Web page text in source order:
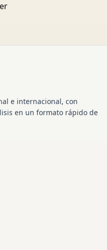
e internacional, con
en un formato rápido de